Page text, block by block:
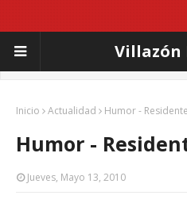
Villazón
Inicio Actualidad Humor -
Humor -
Jueves, Mayo 13, 2010